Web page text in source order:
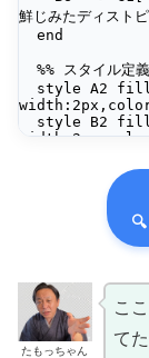
たもっちゃん
こ
て